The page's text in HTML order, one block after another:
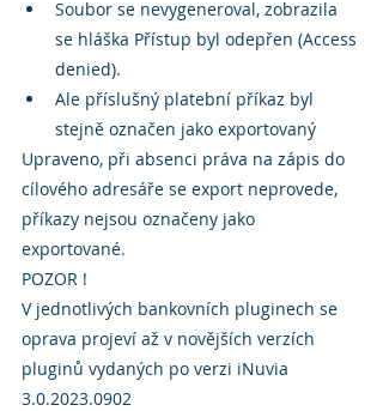
Soubor se nevygeneroval, zobrazila
se hláška Přístup byl odepřen (Access
denied).
Ale příslušný platební příkaz byl
stejně označen jako exportovaný
Upraveno, při absenci práva na zápis do
cílového adresáře se export neprovede,
příkazy nejsou označeny jako
exportované.
POZOR !
V jednotlivých bankovních pluginech se
oprava projeví až v novějších verzích
pluginů vydaných po verzi iNuvia
3.0.2023.0902